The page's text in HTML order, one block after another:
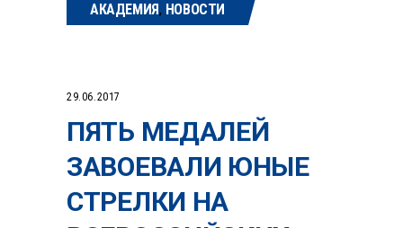
АКАДЕМИЯ, НОВОСТИ
29.06.2017
ПЯТЬ МЕДАЛЕЙ
ЗАВОЕВАЛИ ЮНЫЕ
СТРЕЛКИ НА